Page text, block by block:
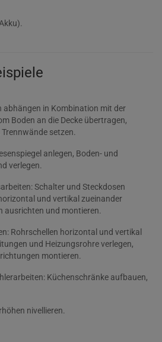
abhängen in Kombination mit der
Boden an die Decke übertragen,
setzen.
anlegen, Boden- und
verlegen.
Schalter und Steckdosen
und vertikal zueinander
ausrichten und montieren.
Rohrschellen horizontal und vertikal
und Heizungsrohre verlegen,
montieren.
Küchenschränke aufbauen,
nivellieren.